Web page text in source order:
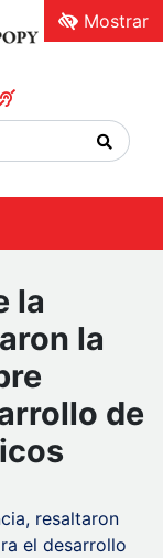
Mostrar
la
la
de
resaltaron
el desarrollo